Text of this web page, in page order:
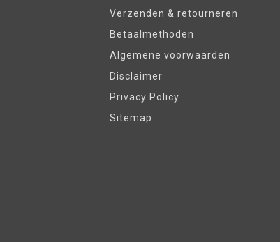
Verzenden & retourneren
Betaalmethoden
Algemene voorwaarden
Disclaimer
Privacy Policy
Sitemap